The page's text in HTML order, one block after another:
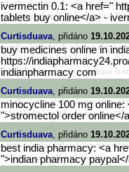
ivermectin 0.1: <a href="
tablets buy online</a> -
Curtisduava, přidáno
buy medicines online in
https://
indianpharmacy com
Curtisduava, přidáno
minocycline 100 mg
">stromectol order
Curtisduava, přidáno
best india pharmacy: <a
">indian pharmacy